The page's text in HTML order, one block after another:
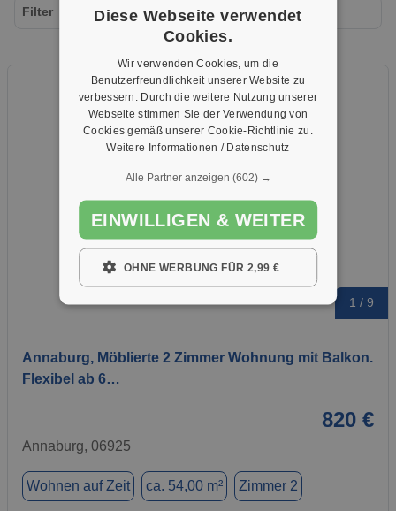
1 / 9
Annaburg, Möblierte 2 Zimmer Wohnung mit Balkon.
Flexibel ab 6…
820 €
Annaburg, 06925
Wohnen auf Zeit ca. 54,00 m² Zimmer 2
Filter
Diese Webseite verwendet
Cookies.
Wir verwenden Cookies, um die
Benutzerfreundlichkeit unserer Website zu
verbessern. Durch die weitere Nutzung unserer
Webseite stimmen Sie der Verwendung von
Cookies gemäß unserer Cookie-Richtlinie zu.
Weitere Informationen / Datenschutz
Alle Partner anzeigen (602) →
EINWILLIGEN & WEITER
OHNE WERBUNG FÜR 2,99 €